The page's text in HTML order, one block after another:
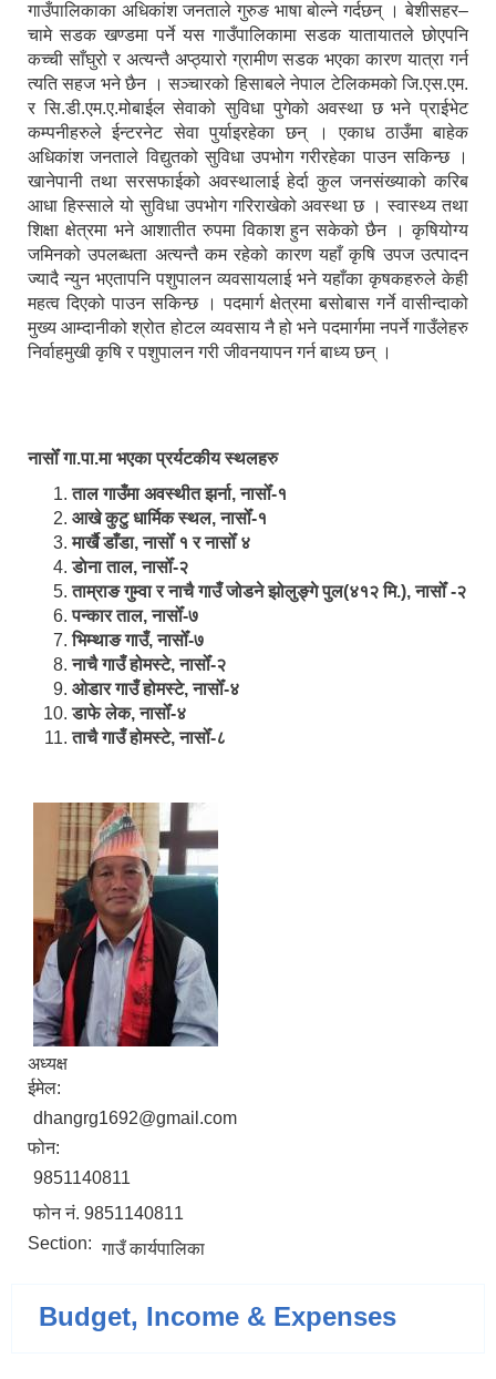
गाउँपालिकाका अधिकांश जनताले गुरुङ भाषा बोल्ने गर्दछन् । बेशीसहर–
चामे सडक खण्डमा पर्ने यस गाउँपालिकामा सडक यातायातले छोएपनि
कच्ची साँघुरो र अत्यन्तै अप्ठ्यारो ग्रामीण सडक भएका कारण यात्रा गर्न
त्यति सहज भने छैन । सञ्चारको हिसाबले नेपाल टेलिकमको जि.एस.एम.
र सि.डी.एम.ए.मोबाईल सेवाको सुविधा पुगेको अवस्था छ भने प्राईभेट
कम्पनीहरुले ईन्टरनेट सेवा पुर्याइरहेका छन् । एकाध ठाउँमा बाहेक
अधिकांश जनताले विद्युतको सुविधा उपभोग गरीरहेका पाउन सकिन्छ ।
खानेपानी तथा सरसफाईको अवस्थालाई हेर्दा कुल जनसंख्याको करिब
आधा हिस्साले यो सुविधा उपभोग गरिराखेको अवस्था छ । स्वास्थ्य तथा
शिक्षा क्षेत्रमा भने आशातीत रुपमा विकाश हुन सकेको छैन । कृषियोग्य
जमिनको उपलब्धता अत्यन्तै कम रहेको कारण यहाँ कृषि उपज उत्पादन
ज्यादै न्युन भएतापनि पशुपालन व्यवसायलाई भने यहाँका कृषकहरुले केही
महत्व दिएको पाउन सकिन्छ । पदमार्ग क्षेत्रमा बसोबास गर्ने वासीन्दाको
मुख्य आम्दानीको श्रोत होटल व्यवसाय नै हो भने पदमार्गमा नपर्ने गाउँलेहरु
निर्वाहमुखी कृषि र पशुपालन गरी जीवनयापन गर्न बाध्य छन् ।
नासोँ गा.पा.मा भएका प्रर्यटकीय स्थलहरु
ताल गाउँमा अवस्थीत झर्ना, नासोँ-१
आखे कुटु धार्मिक स्थल, नासोँ-१
मार्खै डाँडा, नासोँ १ र नासोँ ४
डाेना ताल, नासोँ-२
ताम्राङ गुम्वा र नाचै गाउँ जोडने झोलुङ्गे पुल(४१२ मि.), नासोँ -२
पन्कार ताल, नासोँ-७
भिम्थाङ गाउँ, नासोँ-७
नाचै गाउँ होमस्टे, नासोँ-२
ओ‍‍‌डार गाउँ होमस्टे, नासोँ-४
डाफे लेक, नासोँ-४
ताचै गाउँ होमस्टे, नासोँ-८
अध्यक्ष
ईमेल:
dhangrg1692@gmail.com
फोन:
9851140811
फोन नं. 9851140811
Section: गाउँ कार्यपालिका
Budget, Income & Expenses